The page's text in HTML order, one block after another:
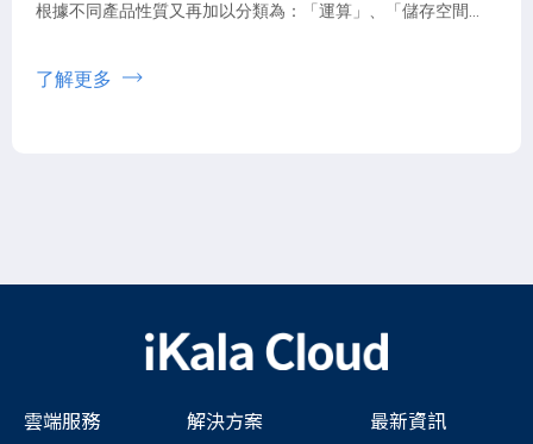
根據不同產品性質又再加以分類為：「運算」、「儲存空間與
在這篇懶人包中，讓任何對 GCP 有興趣的使用者都能快速啟用
了解更多
雲端服務 解決方案 最新資訊